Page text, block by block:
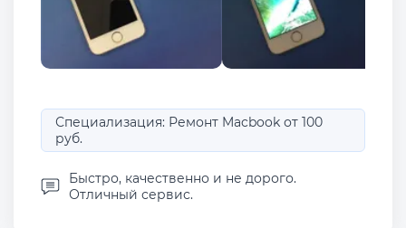
Специализация: Ремонт Macbook от 100
руб.
Быстро, качественно и не дорого.
Отличный сервис.